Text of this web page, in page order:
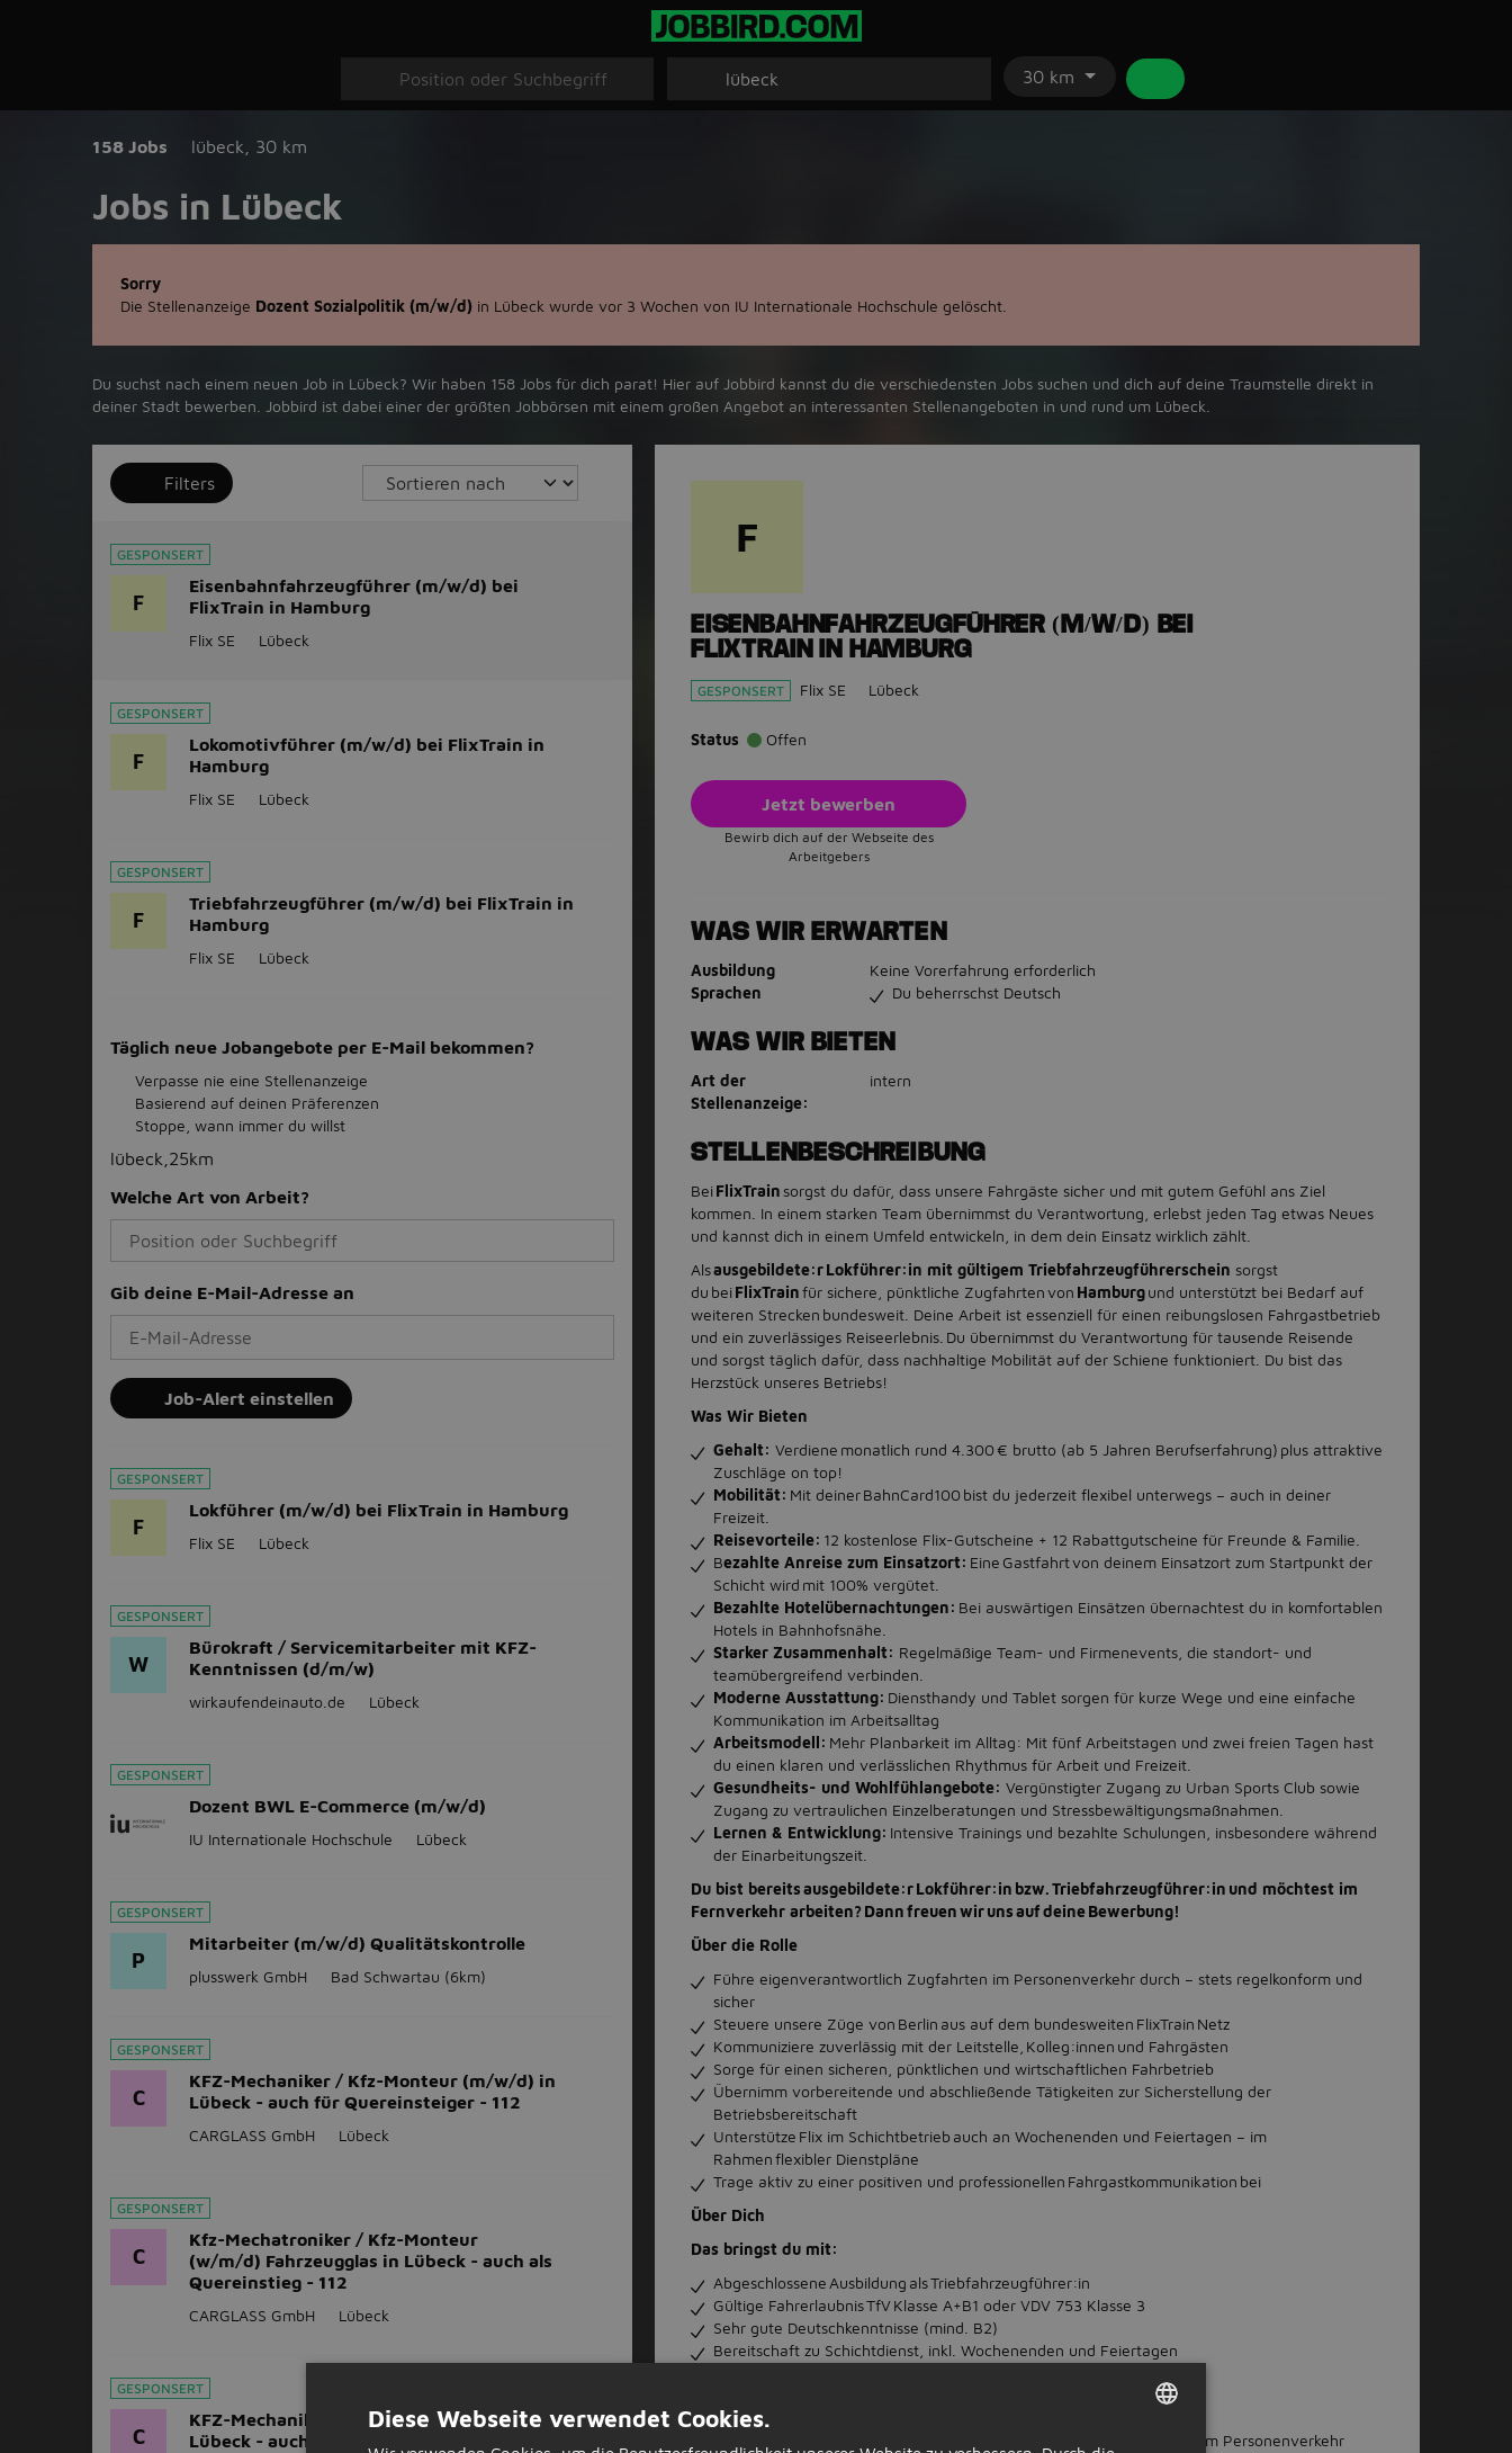
30 km
158 Jobs lübeck 30 km
Jobs in Lübeck
Sorry
Die Stellenanzeige Dozent Sozialpolitik (m/w/d) in Lübeck wurde vor 3 Wochen von IU Internationale Hochschule gelöscht.
Du suchst nach einem neuen Job in Lübeck? Wir haben 158 Jobs für dich parat! Hier auf Jobbird kannst du die verschiedensten Jobs suchen und dich auf deine Traumstelle direkt in
deiner Stadt bewerben. Jobbird ist dabei einer der größten Jobbörsen mit einem großen Angebot an interessanten Stellenangeboten in und rund um Lübeck.
Filters
GESPONSERT
F
Eisenbahnfahrzeugführer (m/w/d) bei
FlixTrain in Hamburg
Flix SE Lübeck
GESPONSERT
F
Lokomotivführer (m/w/d) bei FlixTrain in
Hamburg
Flix SE Lübeck
GESPONSERT
F
Triebfahrzeugführer (m/w/d) bei FlixTrain in
Hamburg
Flix SE Lübeck
Täglich neue Jobangebote per E-Mail bekommen?
Verpasse nie eine Stellenanzeige
Basierend auf deinen Präferenzen
Stoppe, wann immer du willst
lübeck,25km
Welche Art von Arbeit?
Gib deine E-Mail-Adresse an
Job-Alert einstellen
GESPONSERT
F
Lokführer (m/w/d) bei FlixTrain in Hamburg
Flix SE Lübeck
GESPONSERT
W
Bürokraft / Servicemitarbeiter mit KFZ-
Kenntnissen (d/m/w)
wirkaufendeinauto.de Lübeck
GESPONSERT
Dozent BWL E-Commerce (m/w/d)
IU Internationale Hochschule Lübeck
GESPONSERT
P
Mitarbeiter (m/w/d) Qualitätskontrolle
plusswerk GmbH Bad Schwartau (6km)
GESPONSERT
C
KFZ-Mechaniker / Kfz-Monteur (m/w/d) in
Lübeck - auch für Quereinsteiger - 112
CARGLASS GmbH Lübeck
GESPONSERT
C
Kfz-Mechatroniker / Kfz-Monteur
(w/m/d) Fahrzeugglas in Lübeck - auch als
Quereinstieg - 112
CARGLASS GmbH Lübeck
GESPONSERT
C
KFZ-Mechaniker / Kfz-Monteur (m/w/d) in
Lübeck - auch für Quereinsteiger - 732
F
EISENBAHNFAHRZEUGFÜHRER (M/W/D) BEI
FLIXTRAIN IN HAMBURG
GESPONSERT Flix SE Lübeck
Status Offen
Jetzt bewerben
Bewirb dich auf der Webseite des
Arbeitgebers
WAS WIR ERWARTEN
Ausbildung
Keine Vorerfahrung erforderlich
Sprachen
Du beherrschst Deutsch
WAS WIR BIETEN
Art der
Stellenanzeige:
intern
STELLENBESCHREIBUNG
BeiFlixTrain sorgst du dafür, dass unsere Fahrgäste sicher und mit gutem Gefühl ans Ziel
kommen. In einem starken Team übernimmst du Verantwortung, erlebst jeden Tag etwas Neues
und kannst dich in einem Umfeld entwickeln, in dem dein Einsatz wirklich zählt.
Alsausgebildete:r Lokführer:in mit gültigem Triebfahrzeugführerschein sorgst
du beiFlixTrainfür sichere, pünktliche Zugfahrten von Hamburgund unterstützt bei Bedarf auf
weiteren Strecken bundesweit. Deine Arbeit ist essenziell für einen reibungslosen Fahrgastbetrieb
und ein zuverlässiges Reiseerlebnis. Du übernimmst du Verantwortung für tausende Reisende
und sorgst täglich dafür, dass nachhaltige Mobilität auf der Schiene funktioniert. Du bist das
Herzstück unseres Betriebs!
Was Wir Bieten
Gehalt: Verdiene monatlich rund 4.300 € brutto (ab 5 Jahren Berufserfahrung) plus attraktive
Zuschläge on top!
Mobilität: Mit deiner BahnCard100 bist du jederzeit flexibel unterwegs – auch in deiner
Freizeit.
Reisevorteile: 12 kostenlose Flix-Gutscheine + 12 Rabattgutscheine für Freunde & Familie.
Bezahlte Anreise zum Einsatzort: Eine Gastfahrt von deinem Einsatzort zum Startpunkt der
Schicht wird mit 100% vergütet.
Bezahlte Hotelübernachtungen: Bei auswärtigen Einsätzen übernachtest du in komfortablen
Hotels in Bahnhofsnähe.
Starker Zusammenhalt: Regelmäßige Team- und Firmenevents, die standort- und
teamübergreifend verbinden.
Moderne Ausstattung: Diensthandy und Tablet sorgen für kurze Wege und eine einfache
Kommunikation im Arbeitsalltag
Arbeitsmodell: Mehr Planbarkeit im Alltag: Mit fünf Arbeitstagen und zwei freien Tagen hast
du einen klaren und verlässlichen Rhythmus für Arbeit und Freizeit.
Gesundheits- und Wohlfühlangebote: Vergünstigter Zugang zu Urban Sports Club sowie
Zugang zu vertraulichen Einzelberatungen und Stressbewältigungsmaßnahmen.
Lernen & Entwicklung: Intensive Trainings und bezahlte Schulungen, insbesondere während
der Einarbeitungszeit.
Du bist bereits ausgebildete:r Lokführer:in bzw. Triebfahrzeugführer:in und möchtest im
Fernverkehr arbeiten? Dann freuen wir uns auf deine Bewerbung!
Über die Rolle
Führe eigenverantwortlich Zugfahrten im Personenverkehr durch – stets regelkonform und
sicher
Steuere unsere Züge von Berlin aus auf dem bundesweiten FlixTrain Netz
Kommuniziere zuverlässig mit der Leitstelle, Kolleg:innen und Fahrgästen
Sorge für einen sicheren, pünktlichen und wirtschaftlichen Fahrbetrieb
Übernimm vorbereitende und abschließende Tätigkeiten zur Sicherstellung der
Betriebsbereitschaft
Unterstütze Flix im Schichtbetrieb auch an Wochenenden und Feiertagen – im
Rahmen flexibler Dienstpläne
Trage aktiv zu einer positiven und professionellen Fahrgastkommunikation bei
Über Dich
Das bringst du mit:
Abgeschlossene Ausbildung als Triebfahrzeugführer:in
Gültige Fahrerlaubnis TfV Klasse A+B1 oder VDV 753 Klasse 3
Sehr gute Deutschkenntnisse (mind. B2)
Bereitschaft zu Schichtdienst, inkl. Wochenenden und Feiertagen
Das wäre wünschenswert:
Idealerweise mehrjährige Erfahrung im Eisenbahnbetrieb, bevorzugt im Personenverkehr
Diese Webseite verwendet Cookies.